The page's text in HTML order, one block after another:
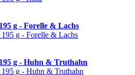
g - Forelle & Lachs
g - Huhn & Truthahn